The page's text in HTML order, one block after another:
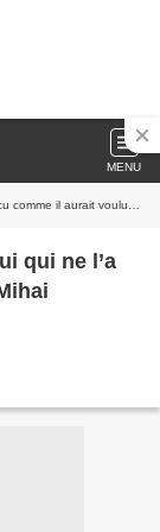
MENU
voulu ». Mihai Eminescu
qui ne l’a